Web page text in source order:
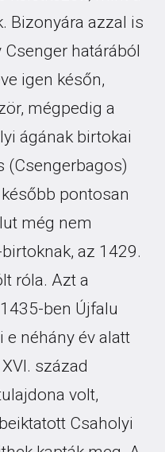
Bizonyára azzal is
határából
igen későn,
mégpedig a
ágának birtokai
(Csengerbagos)
pontosan
még nem
az 1429.
róla. Azt a
ben Újfalu
e néhány év alatt
század
volt,
Csaholyi